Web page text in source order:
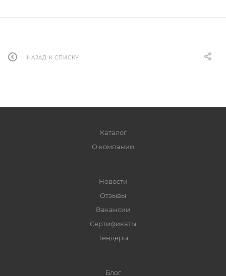
НАЗАД К СПИСКУ
Каталог
О компании
Новости
Отзывы
Вакансии
Сертификаты
Тендеры
Блог